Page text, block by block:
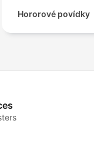
y
Hororové povídky